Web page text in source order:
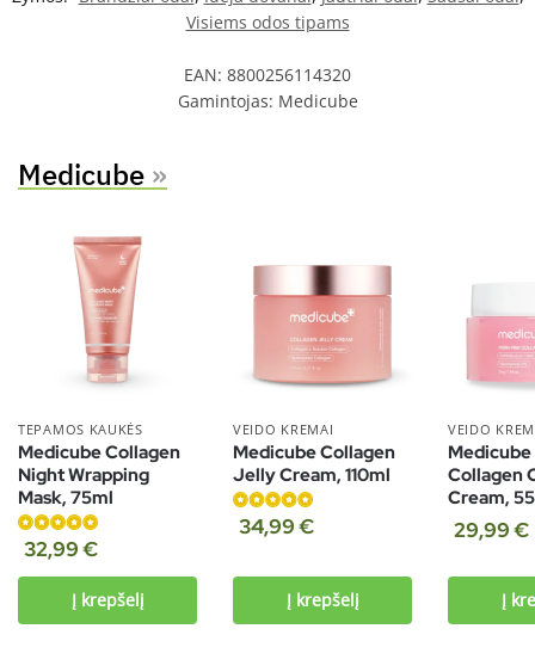
Visiems odos tipams
EAN: 8800256114320
Gamintojas: Medicube
Medicube »
TEPAMOS KAUKĖS
Medicube Collagen
Night Wrapping
Mask, 75ml
Įvertinimas:
32,99€
Į krepšelį
VEIDO KREMAI
Medicube Collagen
Jelly Cream, 110ml
Įvertinimas:
34,99€
Į krepšelį
VEIDO
Medicube
Collagen
Cream,
29,99€
Į